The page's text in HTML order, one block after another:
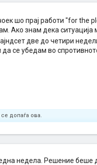
шо прај работи "for the
Ако знам дека
две до четири
се убедам во
допаѓа ова.
недела. Решение